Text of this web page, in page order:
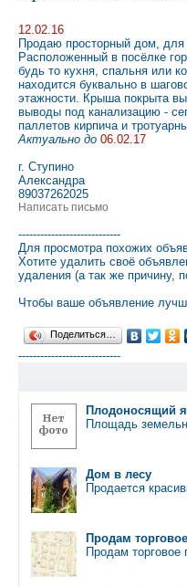
12.02.16
Продаю просторный дом,
Расположенный в посёлке
будь то кухня, спальня или
находится буквально в
этажности. Крыша покрыта
выводы под канализацию -
паллетов кирпича и
Актуально до 06.02.17
г. Ступино
Александра
89037262025
Написать письмо
----------------------------
Для просмотра похожих
Хотите удалить своё
удаления (а так же причину,
Чтобы ваше объявление
Поделиться…
----------------------------
Плодоносящий
Площадь
Дом в лесу
Продается
Продам
Продам